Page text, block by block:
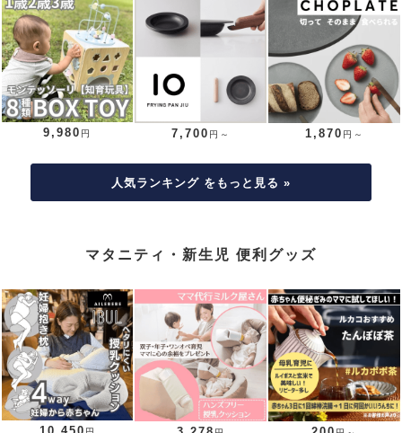
9,980 円 7,700 円～ 1,870 円～
人気ランキング をもっと見る »
マタニティ・新生児 便利グッズ